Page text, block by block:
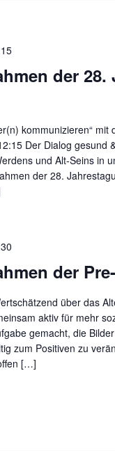
der
kommunizieren“
Der Dialog gesund
und Alt-Seins in
der 28.
der
über das
aktiv für mehr
gemacht, die
zum Positiven zu
[…]